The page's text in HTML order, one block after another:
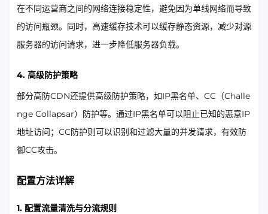
在不同运营商之间的网络连接稳定性，避免因为单线网络而导致
的访问瓶颈。同时，高速缓存技术可以缓存静态资源，减少对源
服务器的访问请求，进一步降低服务器负载。
4. 高级防护策略
部分高防CDN还提供高级防护策略，如IP黑名单、CC（Challe
nge Collapsar）防护等。通过IP黑名单可以阻止已知的恶意IP
地址访问；CC防护则可以识别和过滤大量的并发请求，有效防
御CC攻击。
配置方法详解
1. 配置流量清洗与分流规则